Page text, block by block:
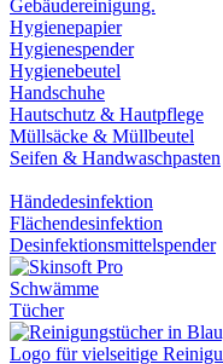
Hygienepapier
Hygienespender
Hygienebeutel
Handschuhe
Hautschutz & Hautpflege
Müllsäcke & Müllbeutel
Seifen & Handwaschpasten
Händedesinfektion
Flächendesinfektion
Desinfektionsmittelspender
Schwämme
Tücher